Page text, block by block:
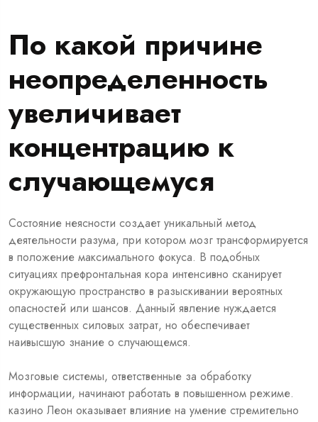
По какой причине
неопределенность
увеличивает
концентрацию к
случающемуся
Состояние неясности создает уникальный метод
деятельности разума, при котором мозг трансформируется
в положение максимального фокуса. В подобных
ситуациях префронтальная кора интенсивно сканирует
окружающую пространство в разыскивании вероятных
опасностей или шансов. Данный явление нуждается
существенных силовых затрат, но обеспечивает
наивысшую знание о случающемся.
Мозговые системы, ответственные за обработку
информации, начинают работать в повышенном режиме.
казино Леон оказывает влияние на умение стремительно